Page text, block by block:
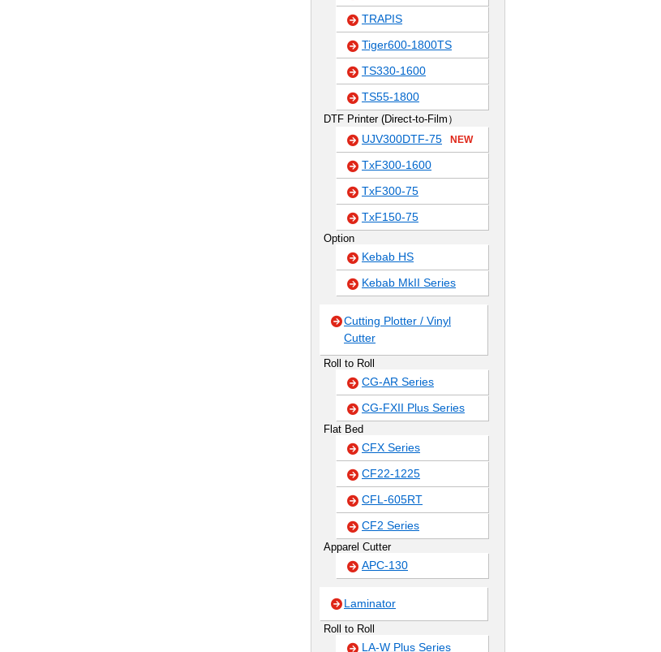
TRAPIS
Tiger600-1800TS
TS330-1600
TS55-1800
DTF Printer (Direct-to-Film）
UJV300DTF-75 NEW
TxF300-1600
TxF300-75
TxF150-75
Option
Kebab HS
Kebab MkII Series
Cutting Plotter / Vinyl
Cutter
Roll to Roll
CG-AR Series
CG-FXII Plus Series
Flat Bed
CFX Series
CF22-1225
CFL-605RT
CF2 Series
Apparel Cutter
APC-130
Laminator
Roll to Roll
LA-W Plus Series